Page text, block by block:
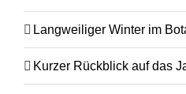
Langweiliger Winter im
Kurzer Rückblick auf das